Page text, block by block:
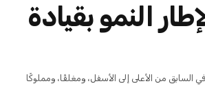
النمو بقيادة
في السابق من الأعلى إلى الأسفل، ومغلقًا، ومملوكًا